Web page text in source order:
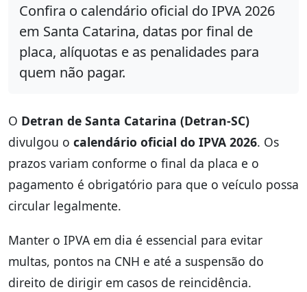
Confira o calendário oficial do IPVA 2026
em Santa Catarina, datas por final de
placa, alíquotas e as penalidades para
quem não pagar.
O Detran de Santa Catarina (Detran-SC)
divulgou o calendário oficial do IPVA 2026. Os
prazos variam conforme o final da placa e o
pagamento é obrigatório para que o veículo possa
circular legalmente.
Manter o IPVA em dia é essencial para evitar
multas, pontos na CNH e até a suspensão do
direito de dirigir em casos de reincidência.